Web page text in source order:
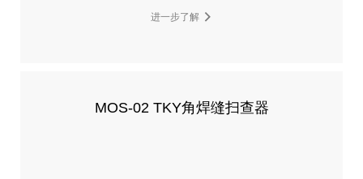
进一步了解
MOS-02 TKY角焊缝扫查器